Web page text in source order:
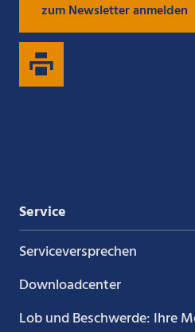
uns
auf
uns
zum Newsletter anmelden
Service
Service­versprechen
Downloadcenter
Lob und Beschwerde: Ihre